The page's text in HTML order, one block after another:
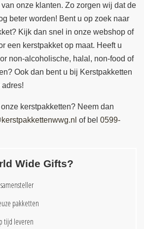
onze klanten. Zo zorgen wij dat de
beter worden! Bent u op zoek naar
Kijk dan snel in onze webshop of
een kerstpakket op maat. Heeft u
non-alcoholische, halal, non-food of
Ook dan bent u bij Kerstpakketten
kerstpakketten? Neem dan
of bel 0599-
Wide Gifts?
pakketten
tijd leveren